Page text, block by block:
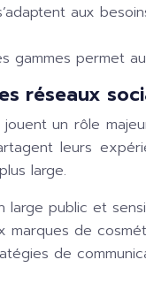
aux
gammes permet
réseaux
un rôle
leurs
large.
public et
de
de